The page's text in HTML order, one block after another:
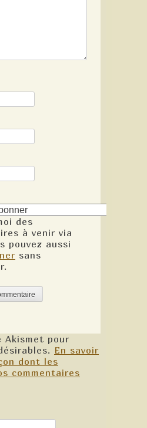
des
à venir via
pouvez aussi
sans
Akismet pour
En savoir
dont les
commentaires